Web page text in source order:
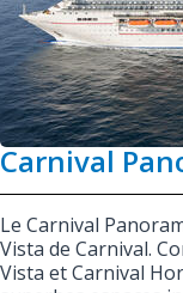
Carnival
Le Carnival
Vista de Carnival.
Vista et Carnival